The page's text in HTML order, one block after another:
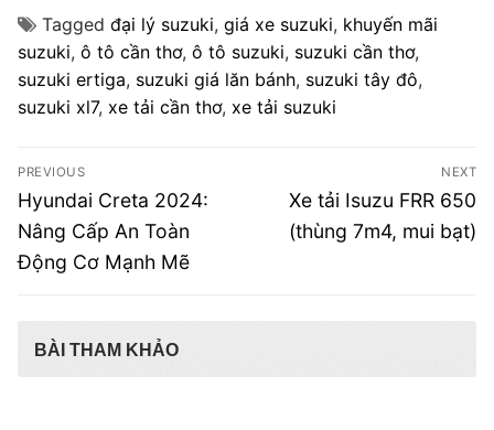
Tagged đại lý suzuki, giá xe suzuki, khuyến mãi
suzuki, ô tô cần thơ, ô tô suzuki, suzuki cần thơ,
suzuki ertiga, suzuki giá lăn bánh, suzuki tây đô,
suzuki xl7, xe tải cần thơ, xe tải suzuki
Điều
hướng
bài
viết
PREVIOUS
Previous
post:
Hyundai Creta 2024:
Nâng Cấp An Toàn
Động Cơ Mạnh Mẽ
NEXT
Next
post:
Xe tải Isuzu FRR 650
(thùng 7m4, mui bạt)
BÀI THAM KHẢO